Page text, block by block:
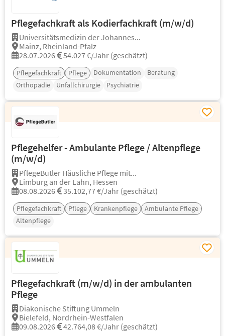
Pflegefachkraft als Kodierfachkraft (m/w/d)
Universitätsmedizin der Johannes...
Mainz, Rheinland-Pfalz
28.07.2026
54.027 €/Jahr (geschätzt)
Pflegefachkraft Pflege Dokumentation
Beratung
Orthopädie
Unfallchirurgie Psychiatrie
Pflegehelfer - Ambulante Pflege / Altenpflege
(m/w/d)
PflegeButler Häusliche Pflege mit...
Limburg an der Lahn, Hessen
08.08.2026
35.102,77 €/Jahr (geschätzt)
Pflegefachkraft Pflege Krankenpflege
Ambulante Pflege
Altenpflege
Pflegefachkraft (m/w/d) in der ambulanten
Pflege
Diakonische Stiftung Ummeln
Bielefeld, Nordrhein-Westfalen
09.08.2026
42.764,08 €/Jahr (geschätzt)